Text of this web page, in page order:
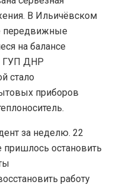
В Ильичёвском
передвижные
на балансе
ГУП ДНР
стало
приборов
за неделю. 22
пришлось остановить
работу